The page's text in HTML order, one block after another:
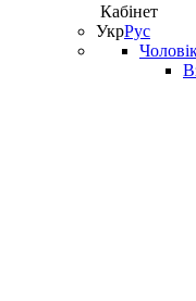
Кабінет
УкрРус